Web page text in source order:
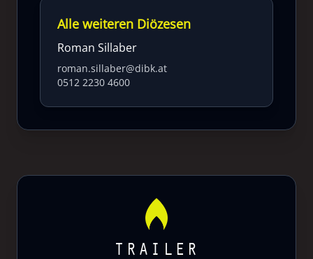
Alle weiteren Diözesen
Roman Sillaber
roman.sillaber@dibk.at
0512 2230 4600
TRAILER